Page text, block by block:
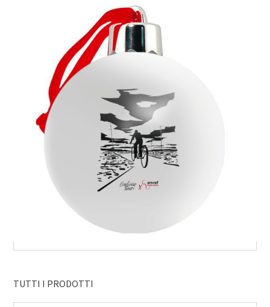
TUTTI I PRODOTTI